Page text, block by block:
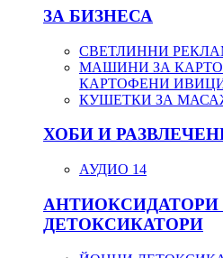
ЗА БИЗНЕСА
СВЕТЛИННИ
МАШИНИ ЗА
КАРТОФЕНИ
КУШЕТКИ ЗА
ХОБИ И
АУДИО 14
АНТИОКСИДАТОРИ
ДЕТОКСИКАТОРИ